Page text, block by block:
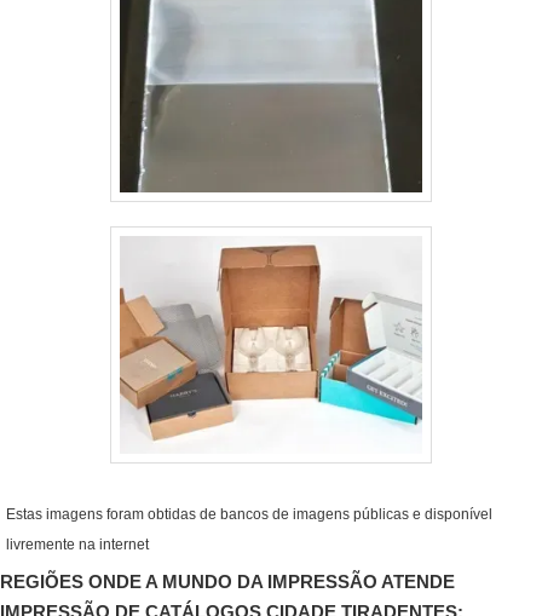
Estas imagens foram obtidas de bancos de imagens públicas e disponível
livremente na internet
REGIÕES ONDE A MUNDO DA IMPRESSÃO ATENDE